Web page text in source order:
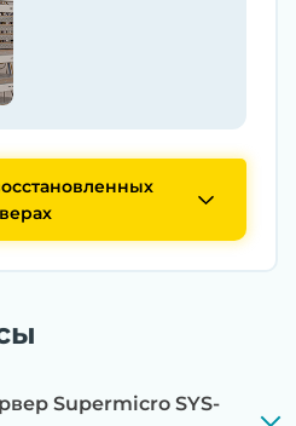
Supermicro SYS-